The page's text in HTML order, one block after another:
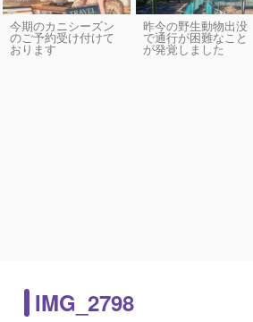
今期のカニシーズン
のご予約受け付けて
おります
昨今の野生動物出没
で通行が困難なこと
が発覚しました
IMG_2798